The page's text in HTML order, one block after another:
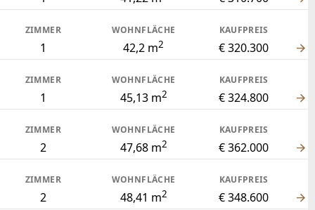
ZIMMER
1
WOHNFLÄCHE
42,2 m2
KAUFPREIS
€ 320.300
ZIMMER
1
WOHNFLÄCHE
45,13 m2
KAUFPREIS
€ 324.800
ZIMMER
2
WOHNFLÄCHE
47,68 m2
KAUFPREIS
€ 362.000
ZIMMER
2
WOHNFLÄCHE
48,41 m2
KAUFPREIS
€ 348.600